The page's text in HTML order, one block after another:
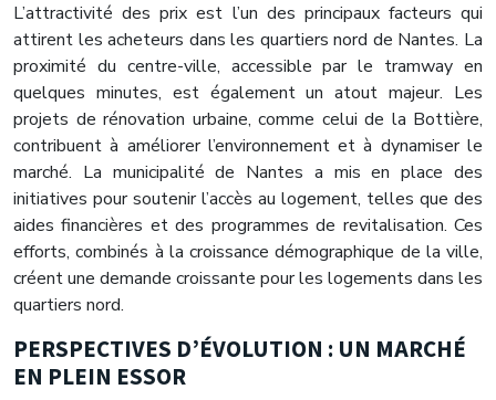
L’attractivité des prix est l’un des principaux facteurs qui
attirent les acheteurs dans les quartiers nord de Nantes. La
proximité du centre-ville, accessible par le tramway en
quelques minutes, est également un atout majeur. Les
projets de rénovation urbaine, comme celui de la Bottière,
contribuent à améliorer l’environnement et à dynamiser le
marché. La municipalité de Nantes a mis en place des
initiatives pour soutenir l’accès au logement, telles que des
aides financières et des programmes de revitalisation. Ces
efforts, combinés à la croissance démographique de la ville,
créent une demande croissante pour les logements dans les
quartiers nord.
PERSPECTIVES D’ÉVOLUTION : UN MARCHÉ
EN PLEIN ESSOR